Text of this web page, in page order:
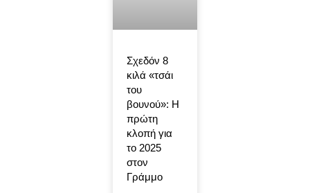
Σχεδόν 8
κιλά «τσάι
του
βουνού»: Η
πρώτη
κλοπή για
το 2025
στον
Γράμμο